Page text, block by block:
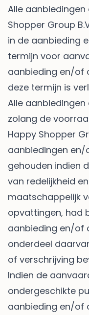
Alle
Shopper Group
in de aanbieding
termijn voor
aanbieding en/of
deze termijn is
Alle
zolang de
Happy Shopper
aanbiedingen
gehouden indien
van redelijkheid
maatschappelijk
opvattingen, had
aanbieding en/of
onderdeel
of verschrijving
Indien de
ondergeschikte
aanbieding en/of